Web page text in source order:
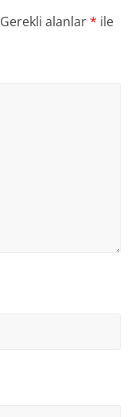
Gerekli alanlar* ile